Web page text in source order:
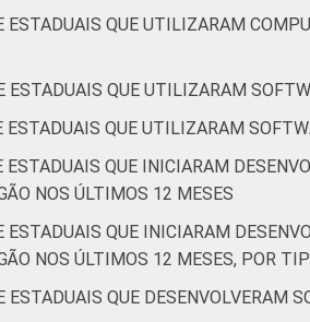
ESTADUAIS QUE UTILIZARAM
ESTADUAIS QUE UTILIZARAM
ESTADUAIS QUE UTILIZARAM
ESTADUAIS QUE INICIARAM
NOS ÚLTIMOS 12 MESES
ESTADUAIS QUE INICIARAM
NOS ÚLTIMOS 12 MESES, POR
ESTADUAIS QUE DESENVOLVERAM